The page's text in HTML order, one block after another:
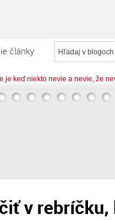
články
články
je keď niekto nevie a nevie, že
len kam?
v rebríčku,